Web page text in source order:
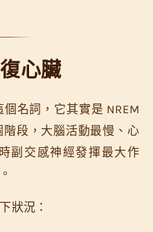
心臟
名詞，它其實是 NREM
段，大腦活動最慢、心
副交感神經發揮最大作
狀況：